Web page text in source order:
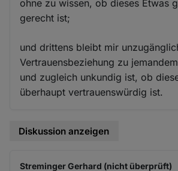
ohne zu wissen, ob dieses Etwas
gerecht ist;
und drittens bleibt mir
Vertrauensbeziehung zu
und zugleich unkundig ist, ob
überhaupt vertrauenswürdig ist.
Diskussion anzeigen
Streminger Gerhard (nicht überprüft)